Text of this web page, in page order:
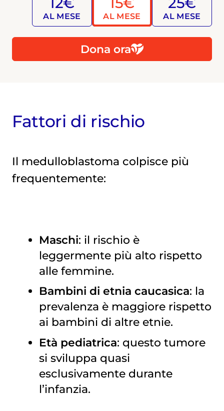
AL MESE AL MESE AL MESE
Dona ora
Fattori di rischio
Il medulloblastoma colpisce più
frequentemente:
Maschi: il rischio è
leggermente più alto rispetto
alle femmine.
Bambini di etnia caucasica: la
prevalenza è maggiore rispetto
ai bambini di altre etnie.
Età pediatrica: questo tumore
si sviluppa quasi
esclusivamente durante
l’infanzia.